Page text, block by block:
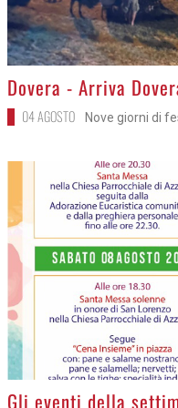
>
Dovera - Arriva
04 AGOSTO Nove giorni di
>
Gli eventi della